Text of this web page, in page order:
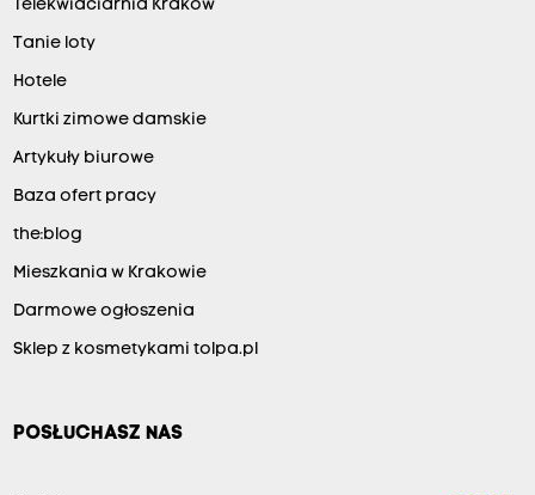
Telekwiaciarnia Kraków
Tanie loty
Hotele
Kurtki zimowe damskie
Artykuły biurowe
Baza ofert pracy
the:blog
Mieszkania w Krakowie
Darmowe ogłoszenia
Sklep z kosmetykami tolpa.pl
POSŁUCHASZ NAS